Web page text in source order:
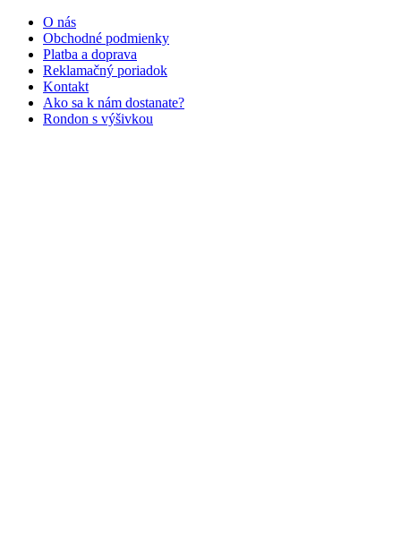
O nás
Obchodné podmienky
Platba a doprava
Reklamačný poriadok
Kontakt
Ako sa k nám dostanate?
Rondon s výšivkou